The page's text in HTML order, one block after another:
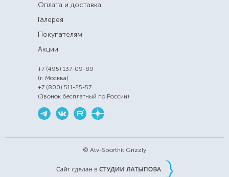
Оплата и доставка
Галерея
Покупателям
Акции
+7 (495) 137-09-89
(г. Москва)
+7 (800) 511-25-57
(Звонок бесплатный по России)
© Atv-Sporthit Grizzly